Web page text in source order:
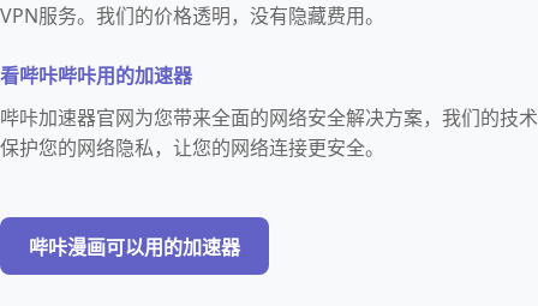
VPN服务。我们的价格透明，没有隐藏费用。
看哔咔哔咔用的加速器
哔咔加速器官网为您带来全面的网络安全解决方案，我们的技术
保护您的网络隐私，让您的网络连接更安全。
哔咔漫画可以用的加速器